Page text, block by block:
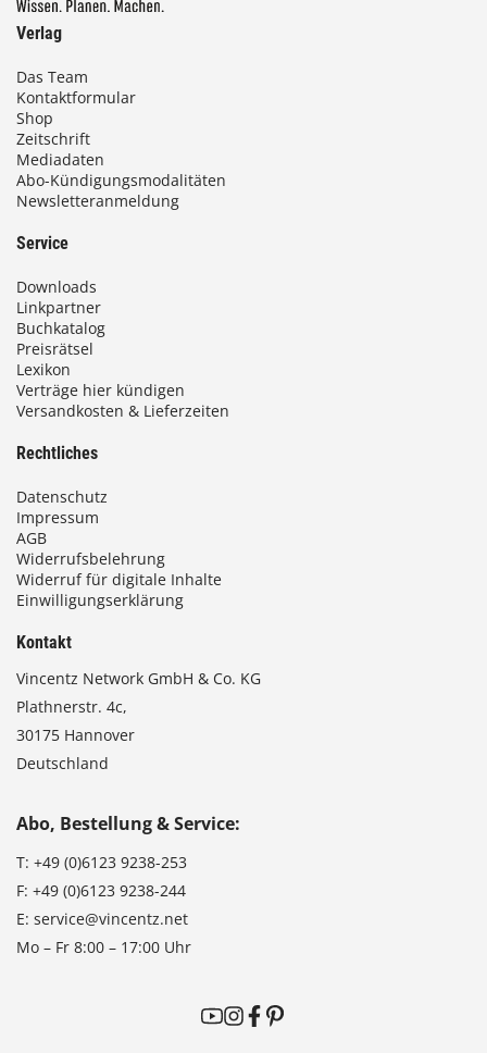
Verlag
Das Team
Kontaktformular
Shop
Zeitschrift
Mediadaten
Abo-Kündigungsmodalitäten
Newsletteranmeldung
Service
Downloads
Linkpartner
Buchkatalog
Preisrätsel
Lexikon
Verträge hier kündigen
Versandkosten & Lieferzeiten
Rechtliches
Datenschutz
Impressum
AGB
Widerrufsbelehrung
Widerruf für digitale Inhalte
Einwilligungserklärung
Kontakt
Vincentz Network GmbH & Co. KG
Plathnerstr. 4c,
30175 Hannover
Deutschland
Abo, Bestellung & Service:
T: +49 (0)6123 9238-253
F: +49 (0)6123 9238-244
E: service@vincentz.net
Mo – Fr 8:00 – 17:00 Uhr